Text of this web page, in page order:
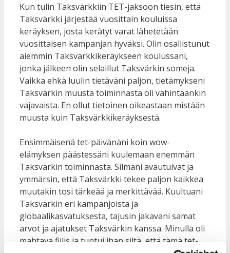
Kun tulin Taksvärkkiin TET-jaksoon tiesin, että
Taksvärkki järjestää vuosittain kouluissa
keräyksen, josta kerätyt varat lähetetään
vuosittaisen kampanjan hyväksi. Olin osallistunut
aiemmin Taksvärkkikeräykseen koulussani,
jonka jälkeen olin selaillut Taksvärkin someja.
Vaikka ehkä luulin tietäväni paljon, tietämykseni
Taksvärkin muusta toiminnasta oli vähintäänkin
vajavaista. En ollut tietoinen oikeastaan mistään
muusta kuin Taksvärkkikeräyksestä.
Ensimmäisenä tet-päivänäni koin wow-
elämyksen päästessäni kuulemaan enemmän
Taksvärkin toiminnasta. Silmäni avautuivat ja
ymmärsin, että Taksvärkki tekee paljon kaikkea
muutakin tosi tärkeää ja merkittävää. Kuultuani
Taksvärkin eri kampanjoista ja
globaalikasvatuksesta, tajusin jakavani samat
arvot ja ajatukset Taksvärkin kanssa. Minulla oli
mahtava fiilis ja tuntui ihan siltä, että tämä tet-